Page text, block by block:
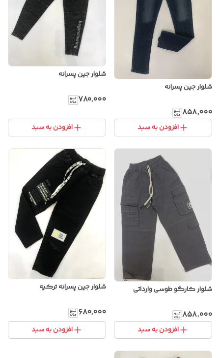
شلوار جین پسرانه
۸۵۸٬۰۰۰
افزودن به سبد
شلوار جین پسرانه
۷۸۰٬۰۰۰
افزودن به سبد
شلوار کارگو طوسی وارداتی
۸۵۸٬۰۰۰
افزودن به سبد
شلوار جین پسرانه ترکیه
۶۸۰٬۰۰۰
افزودن به سبد